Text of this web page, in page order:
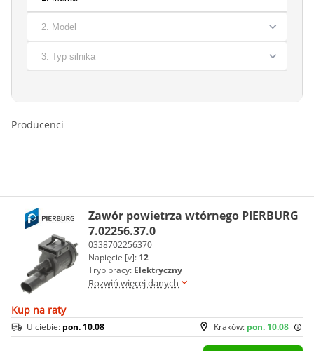
Producenci
Zawór powietrza wtórnego PIERBURG
7.02256.37.0
0338702256370
Napięcie [v]: 12
Tryb pracy: Elektryczny
Rozwiń więcej danych
Kup na raty
Kraków: pon. 10.08
U ciebie: pon. 10.08